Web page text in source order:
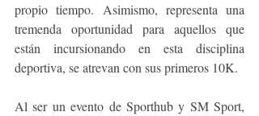
propio tiempo. Asimismo, representa una
tremenda oportunidad para aquellos que
están incursionando en esta disciplina
deportiva, se atrevan con sus primeros 10K.
Al ser un evento de Sporthub y SM Sport,